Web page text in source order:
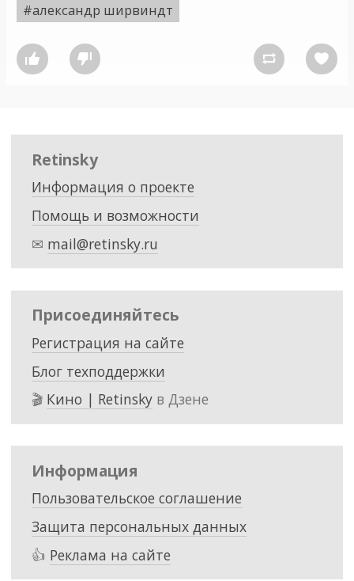
#александр ширвиндт
   
Retinsky
Информация о проекте
Помощь и возможности
✉ mail@retinsky.ru
Присоединяйтесь
Регистрация на сайте
Блог техподдержки
🎬 Кино | Retinskyв Дзене
Информация
Пользовательское соглашение
Защита персональных данных
👍 Реклама на сайте